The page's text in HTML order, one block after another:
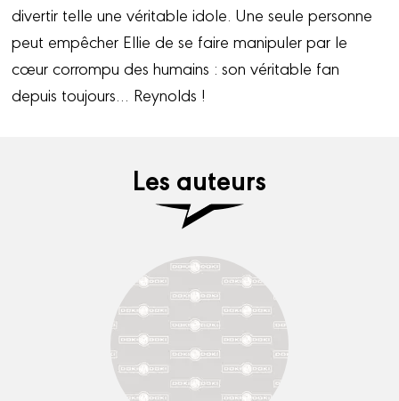
divertir telle une véritable idole. Une seule personne
peut empêcher Ellie de se faire manipuler par le
cœur corrompu des humains : son véritable fan
depuis toujours… Reynolds !
Les auteurs